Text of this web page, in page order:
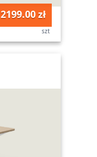
2199.00 zł
szt